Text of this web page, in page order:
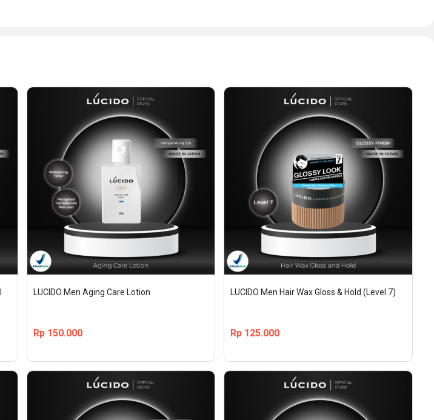
LUCIDO Men Aging Care Lotion
Rp150.000
LUCIDO Men Hair Wax Gloss & Hold (Level 7)
Rp 125.000